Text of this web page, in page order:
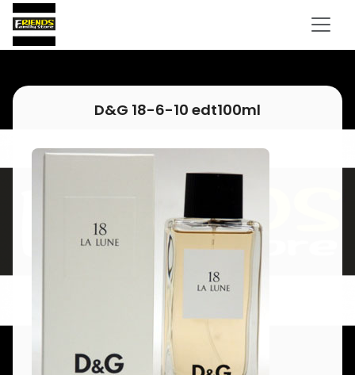
D&G 18-6-10 edt100ml